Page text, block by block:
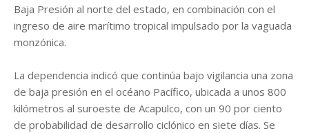
Baja Presión al norte del estado, en combinación con el
ingreso de aire marítimo tropical impulsado por la vaguada
monzónica.
La dependencia indicó que continúa bajo vigilancia una zona
de baja presión en el océano Pacífico, ubicada a unos 800
kilómetros al suroeste de Acapulco, con un 90 por ciento
de probabilidad de desarrollo ciclónico en siete días. Se